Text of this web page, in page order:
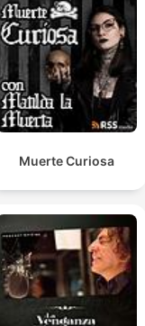
Muerte Curiosa